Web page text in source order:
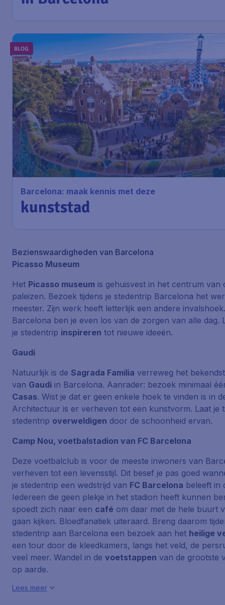
BLOG
Barcelona: maak kennis met deze
kunststad
Bezienswaardigheden van Barcelona
Picasso Museum
Het Picasso museum is gehuisvest in het centrum van
paleizen. Bezoek tijdens je stedentrip Barcelona het
meester. Zijn werk heeft letterlijk een andere
Barcelona ben je even los van de zorgen van alle dag.
je stedentrip inspireren tot nieuwe ideeën.
Gaudi
Natuurlijk is de Sagrada Familia verreweg het
van Gaudi in Barcelona. Aanrader: bezoek minimaal
Casas. Wist je dat er geen enkele hoek te vinden is in
Architectuur is er verheven tot een kunstvorm. Laat je
stedentrip overweldigen door de schoonheid ervan.
Camp Nou, voetbalstadion van FC Barcelona
Deze voetbalclub is voor de meeste inwoners van
verheven tot een levensstijl. Dit besef je pas goed
je stedentrip een wedstrijd van FC Barcelona beleeft in
Iedereen die geen plekje in het stadion heeft kunnen
spoedt zich naar een café om daar met de hele buurt
gaan kijken. Bloedfanatiek uiteraard. Breng daarom
stedentrip aan Barcelona een bezoek aan het heilige
een tour door de kleedkamers, langs het veld, de
veel meer. Wandel in de voetstappen van de grootste
op aarde.
Lees meer